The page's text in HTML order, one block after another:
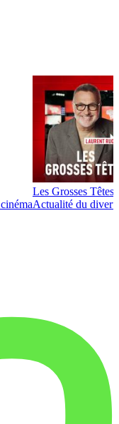
Les Grosses Têtes
Actualité du